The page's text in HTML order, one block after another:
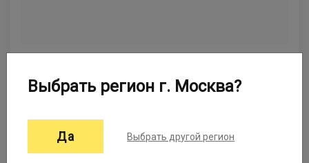
Контентный фильтр NetPolice Child
предназначен для домашних пользователей
(родительский контроль). Устанавливается на
ПК с ОС Microsoft Windows. NetPolice Child –
Выбрать регион г. Москва?
Да Выбрать другой регион